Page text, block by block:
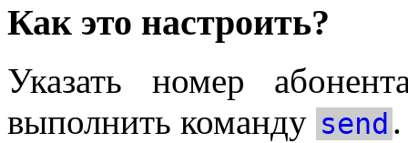
Как это настроить?
Указать номер
выполнить команду send .